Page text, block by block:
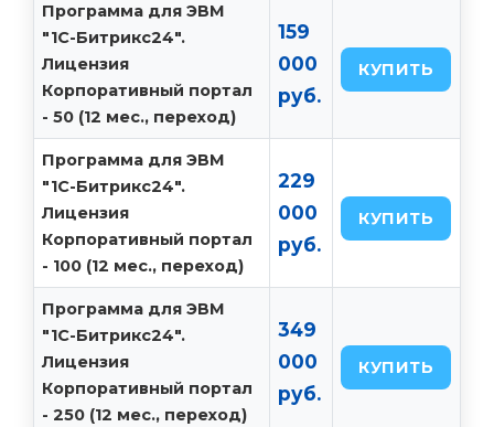
Программа для ЭВМ
"1С-Битрикс24".
Лицензия
Корпоративный портал
- 50 (12 мес., переход)
159
000
руб.
КУПИТЬ
Программа для ЭВМ
"1С-Битрикс24".
Лицензия
Корпоративный портал
- 100 (12 мес., переход)
229
000
руб.
КУПИТЬ
Программа для ЭВМ
"1С-Битрикс24".
Лицензия
Корпоративный портал
- 250 (12 мес., переход)
349
000
руб.
КУПИТЬ